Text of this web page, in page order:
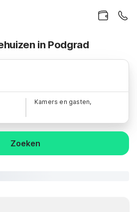
in Podgrad
Kamers en gasten,
Zoeken